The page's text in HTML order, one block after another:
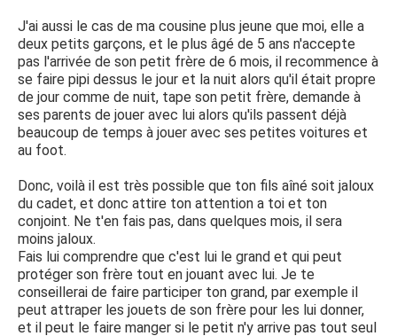
J'ai aussi le cas de ma cousine plus jeune que moi, elle a
deux petits garçons, et le plus âgé de 5 ans n'accepte
pas l'arrivée de son petit frère de 6 mois, il recommence à
se faire pipi dessus le jour et la nuit alors qu'il était propre
de jour comme de nuit, tape son petit frère, demande à
ses parents de jouer avec lui alors qu'ils passent déjà
beaucoup de temps à jouer avec ses petites voitures et
au foot.
Donc, voilà il est très possible que ton fils aîné soit jaloux
du cadet, et donc attire ton attention a toi et ton
conjoint. Ne t'en fais pas, dans quelques mois, il sera
moins jaloux.
Fais lui comprendre que c'est lui le grand et qui peut
protéger son frère tout en jouant avec lui. Je te
conseillerai de faire participer ton grand, par exemple il
peut attraper les jouets de son frère pour les lui donner,
et il peut le faire manger si le petit n'y arrive pas tout seul